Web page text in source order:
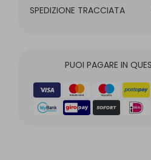
SPEDIZIONE TRACCIATA
PUOI PAGARE IN